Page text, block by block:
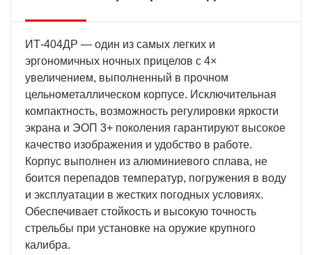
ИТ-404ДР — один из самых легких и
эргономичных ночных прицелов с 4×
увеличением, выполненный в прочном
цельнометаллическом корпусе. Исключительная
компактность, возможность регулировки яркости
экрана и ЭОП 3+ поколения гарантируют высокое
качество изображения и удобство в работе.
Корпус выполнен из алюминиевого сплава, не
боится перепадов температур, погружения в воду
и эксплуатации в жестких погодных условиях.
Обеспечивает стойкость и высокую точность
стрельбы при установке на оружие крупного
калибра.